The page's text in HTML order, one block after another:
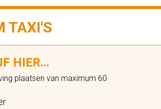
TAXI'S
HIER...
plaatsen van maximum 60